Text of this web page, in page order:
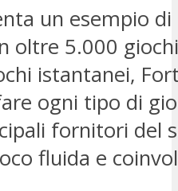
un esempio
oltre 5.000
istantanei,
ogni tipo di
fornitori del
fluida e